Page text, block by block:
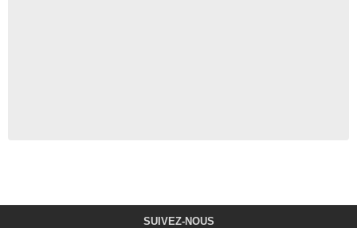
SUIVEZ-NOUS